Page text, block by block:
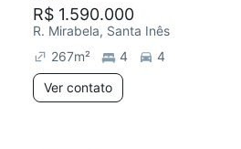
R$ 1.590.000
R. Mirabela, Santa Inês
267m² 4
4
Ver contato